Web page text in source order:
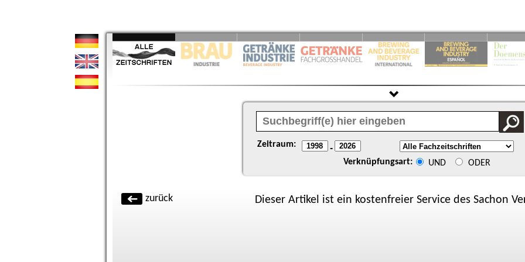
Zeitraum: -
Verknüpfungsart: UND ODER
zurück Dieser Artikel ist ein kostenfreier Service des Sachon